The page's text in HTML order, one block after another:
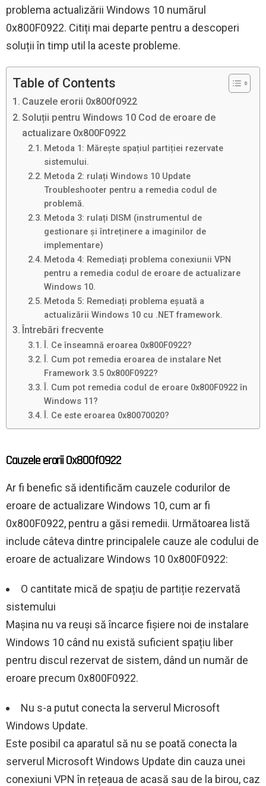
problema actualizării Windows 10 numărul
0x800F0922. Citiți mai departe pentru a descoperi
soluții în timp util la aceste probleme.
Table of Contents
Cauzele erorii 0x800f0922
Soluții pentru Windows 10 Cod de eroare de
actualizare 0x800F0922
Metoda 1: Mărește spațiul partiției rezervate
sistemului.
Metoda 2: rulați Windows 10 Update
Troubleshooter pentru a remedia codul de
problemă.
Metoda 3: rulați DISM (instrumentul de
gestionare și întreținere a imaginilor de
implementare)
Metoda 4: Remediați problema conexiunii VPN
pentru a remedia codul de eroare de actualizare
Windows 10.
Metoda 5: Remediați problema eșuată a
actualizării Windows 10 cu .NET framework.
Întrebări frecvente
Î. Ce înseamnă eroarea 0x800F0922?
Î. Cum pot remedia eroarea de instalare Net
Framework 3.5 0x800F0922?
Î. Cum pot remedia codul de eroare 0x800F0922 în
Windows 11?
Î. Ce este eroarea 0x80070020?
Cauzele erorii 0x800f0922
Ar fi benefic să identificăm cauzele codurilor de
eroare de actualizare Windows 10, cum ar fi
0x800F0922, pentru a găsi remedii. Următoarea listă
include câteva dintre principalele cauze ale codului de
eroare de actualizare Windows 10 0x800F0922:
O cantitate mică de spațiu de partiție rezervată
sistemului
Mașina nu va reuși să încarce fișiere noi de instalare
Windows 10 când nu există suficient spațiu liber
pentru discul rezervat de sistem, dând un număr de
eroare precum 0x800F0922.
Nu s-a putut conecta la serverul Microsoft
Windows Update.
Este posibil ca aparatul să nu se poată conecta la
serverul Microsoft Windows Update din cauza unei
conexiuni VPN în rețeaua de acasă sau de la birou, caz